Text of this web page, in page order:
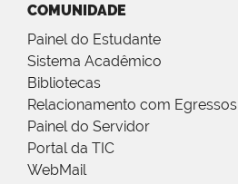
COMUNIDADE
Painel do Estudante
Sistema Acadêmico
Bibliotecas
Relacionamento com Egressos
Painel do Servidor
Portal da TIC
WebMail